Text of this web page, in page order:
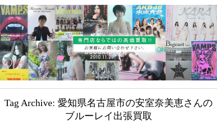
Tag Archive: 愛知県名古屋市の安室奈美恵さんの
ブルーレイ出張買取